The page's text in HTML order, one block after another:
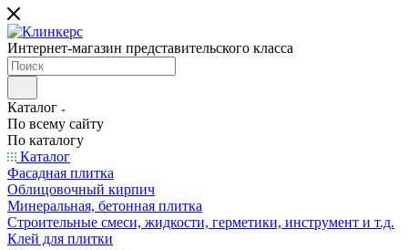
Интернет-магазин представительского класса
Каталог
По всему сайту
По каталогу
Каталог
Фасадная плитка
Облицовочный кирпич
Минеральная, бетонная плитка
Строительные смеси, жидкости, герметики, инструмент и т.д.
Клей для плитки